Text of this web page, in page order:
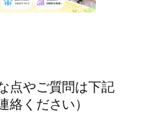
点やご質問は下記
ください）